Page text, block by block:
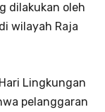
dilakukan oleh
wilayah Raja
Lingkungan
pelanggaran